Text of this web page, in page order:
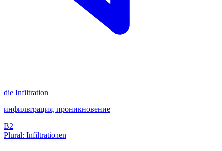
die Infiltration
инфильтрация, проникновение
B2
Plural: Infiltrationen